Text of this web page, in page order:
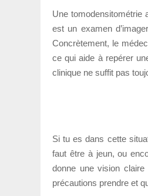
Une tomodensitométrie
est un examen
Concrètement, le
ce qui aide à repérer
clinique ne suffit pas
Si tu es dans cette
faut être à jeun, ou
donne une vision
précautions prendre et